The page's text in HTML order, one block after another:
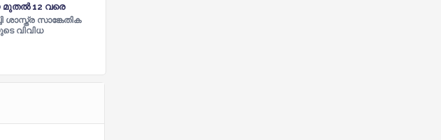
മുതൽ 12 വരെ
ശാസ്ത്ര സാങ്കേതിക
വിവിധ